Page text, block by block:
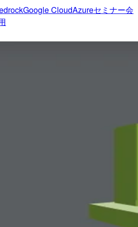
Google CloudAzureセミナー会